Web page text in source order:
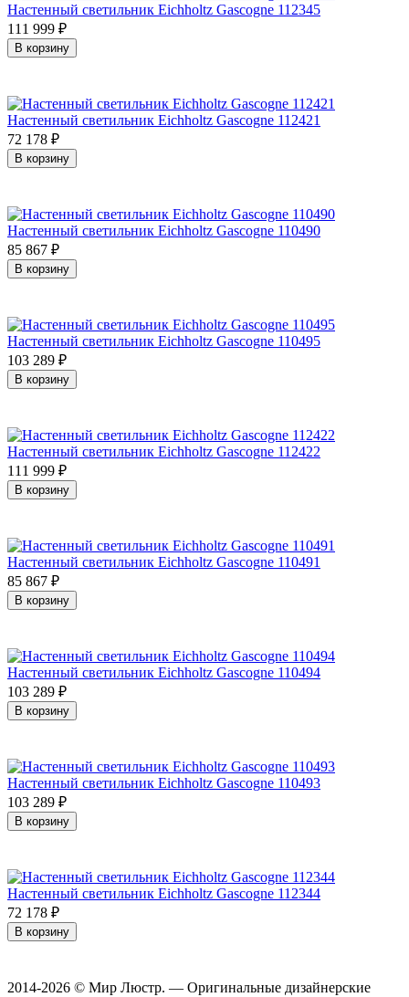
Настенный светильник Eichholtz Gascogne 112345
111 999 ₽
В корзину
Настенный светильник Eichholtz Gascogne 112421
72 178 ₽
В корзину
Настенный светильник Eichholtz Gascogne 110490
85 867 ₽
В корзину
Настенный светильник Eichholtz Gascogne 110495
103 289 ₽
В корзину
Настенный светильник Eichholtz Gascogne 112422
111 999 ₽
В корзину
Настенный светильник Eichholtz Gascogne 110491
85 867 ₽
В корзину
Настенный светильник Eichholtz Gascogne 110494
103 289 ₽
В корзину
Настенный светильник Eichholtz Gascogne 110493
103 289 ₽
В корзину
Настенный светильник Eichholtz Gascogne 112344
72 178 ₽
В корзину
2014-2026 © Мир Люстр. — Оригинальные дизайнерские